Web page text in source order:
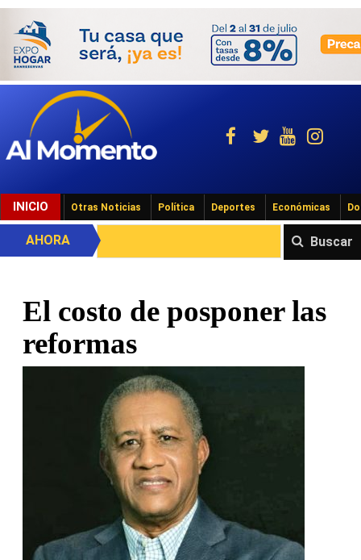
INICIO Otras Noticias Política Deportes Económicas
Buscar
AHORA
El costo de posponer las
reformas